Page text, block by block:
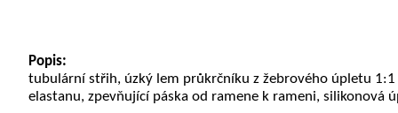
Popis:
tubulární střih, úzký lem průkrčníku z žebrového úpletu 1:1
elastanu, zpevňující páska od ramene k rameni, silikonová